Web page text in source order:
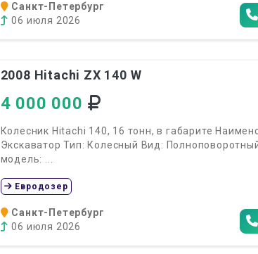
Санкт-Петербург
06 июля 2026
2008 Hitachi ZX 140 W
4 000 000
Колесник Hitachi 140, 16 тонн, в габарите
Экскаватор Тип: Колесный Вид:
модель: ...
Евродозер
Санкт-Петербург
06 июля 2026